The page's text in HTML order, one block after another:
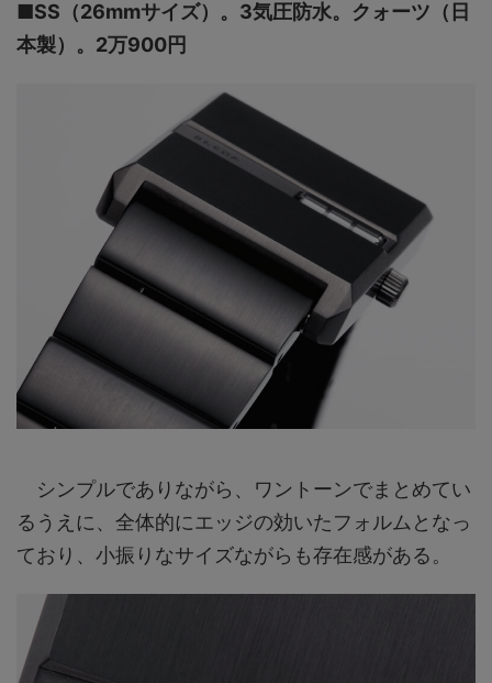
■SS（26mmサイズ）。3気圧防水。クォーツ（日
本製）。2万900円
シンプルでありながら、ワントーンでまとめてい
るうえに、全体的にエッジの効いたフォルムとなっ
ており、小振りなサイズながらも存在感がある。